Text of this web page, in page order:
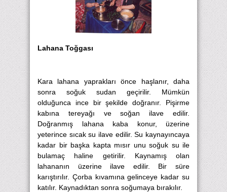
Lahana Toğgası
Kara lahana yaprakları önce haşlanır, daha
sonra soğuk sudan geçirilir. Mümkün
olduğunca ince bir şekilde doğranır. Pişirme
kabına tereyağı ve soğan ilave edilir.
Doğranmış lahana kaba konur, üzerine
yeterince sıcak su ilave edilir. Su kaynayıncaya
kadar bir başka kapta mısır unu soğuk su ile
bulamaç haline getirilir. Kaynamış olan
lahananın üzerine ilave edilir. Bir süre
karıştırılır. Çorba kıvamına gelinceye kadar su
katılır. Kaynadıktan sonra soğumaya bırakılır.